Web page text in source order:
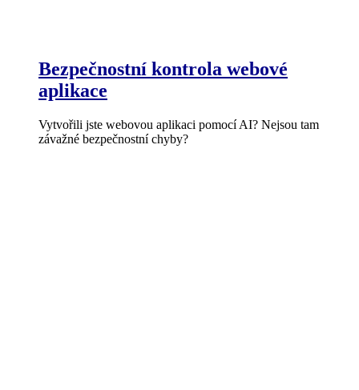
Bezpečnostní kontrola webové
aplikace
Vytvořili jste webovou aplikaci pomocí AI? Nejsou tam
závažné bezpečnostní chyby?